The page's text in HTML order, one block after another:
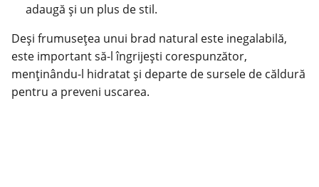
adaugă și un plus de stil.
Deși frumusețea unui brad natural este inegalabilă,
este important să-l îngrijești corespunzător,
menținându-l hidratat și departe de sursele de căldură
pentru a preveni uscarea.